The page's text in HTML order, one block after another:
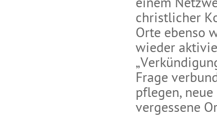
einem
christlicher
Orte ebenso
wieder
Frage
pflegen,
vergessene